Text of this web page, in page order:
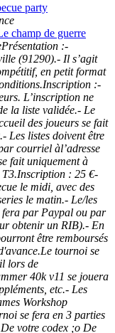
party
champ de guerre
:-
(91290).- Il s’agit
en petit format
:-
L’inscription ne
la liste validée.- Le
des joueurs se fait
Les listes doivent être
courriel àl’adresse
fait uniquement à
T3.Inscription : 25 €-
le midi, avec des
le matin.- Le/les
fera par Paypal ou par
obtenir un RIB).- En
être remboursés
tournoi se
lors de
40k v11 se jouera
etc.- Les
Workshop
se fera en 3 parties
votre codex ;o De